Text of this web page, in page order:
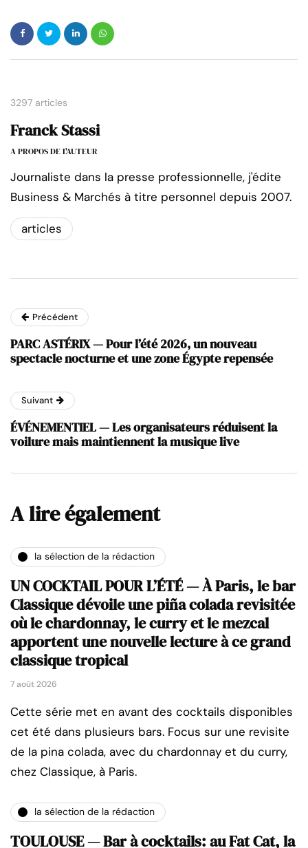
3297 articles
Franck Stassi
A PROPOS DE L'AUTEUR
Journaliste dans la presse professionnelle, j'édite
Business & Marchés à titre personnel depuis 2007.
articles
Précédent
PARC ASTÉRIX — Pour l’été 2026, un nouveau
spectacle nocturne et une zone Égypte repensée
Suivant
ÉVÉNEMENTIEL — Les organisateurs réduisent la
voilure mais maintiennent la musique live
A lire également
la sélection de la rédaction
UN COCKTAIL POUR L’ÉTÉ — À Paris, le bar
Classique dévoile une piña colada revisitée
où le chardonnay, le curry et le mezcal
apportent une nouvelle lecture à ce grand
classique tropical
7 août 2026
Cette série met en avant des cocktails disponibles
cet été dans plusieurs bars. Focus sur une revisite
de la pina colada, avec du chardonnay et du curry,
chez Classique, à Paris.
la sélection de la rédaction
TOULOUSE — Bar à cocktails: au Fat Cat, la